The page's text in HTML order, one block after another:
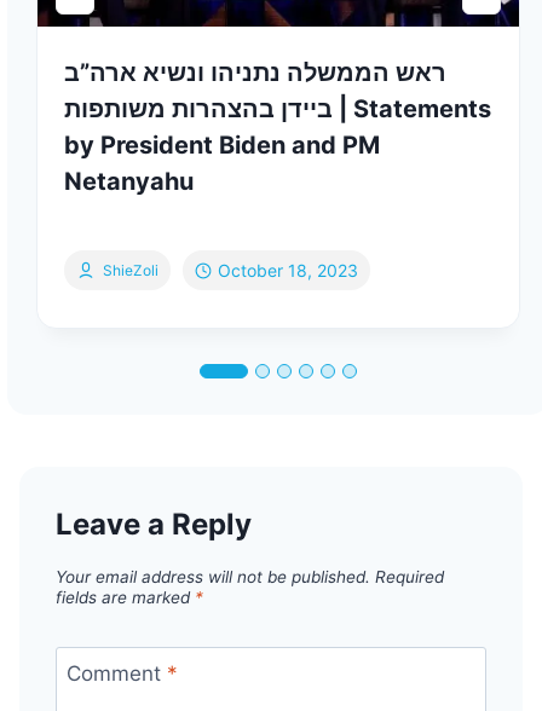
ראש הממשלה נתניהו ונשיא ארה”ב
ביידן בהצהרות משותפות | Statements
by President Biden and PM
Netanyahu
ShieZoli October 18, 2023
Leave a Reply
Your email address will not be published. Required
fields are marked *
Comment *